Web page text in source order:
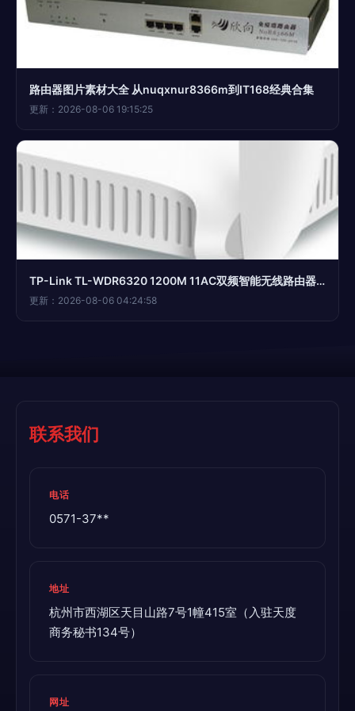
路由器图片素材大全 从nuqxnur8366m到IT168经典合集
更新：2026-08-06 19:15:25
TP-Link TL-WDR6320 1200M 11AC双频智能无线路由器 穿墙性能实测与产品详解
更新：2026-08-06 04:24:58
联系我们
电话
0571-37**
地址
杭州市西湖区天目山路7号1幢415室（入驻天度
商务秘书134号）
网址